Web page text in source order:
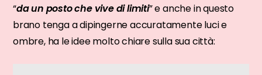
“da un posto che vive di limiti” e anche in questo
brano tenga a dipingerne accuratamente luci e
ombre, ha le idee molto chiare sulla sua città: